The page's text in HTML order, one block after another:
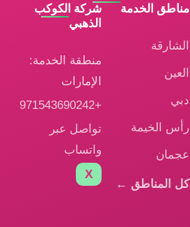
مناطق الخدمة
الشارقة
العين
دبي
رأس الخيمة
عجمان
كل المناطق ←
شركة الكوكب
الذهبي
منطقة الخدمة:
الإمارات
+971543690242
تواصل عبر
واتساب
X